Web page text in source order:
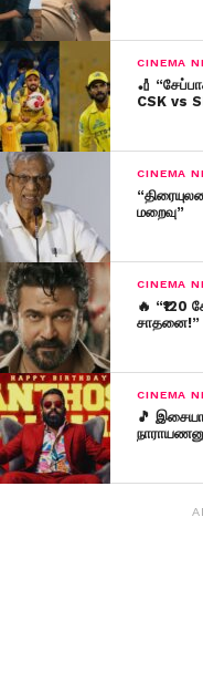
CINEMA
🏏
CSK vs
CINEMA
மறைவு”
CINEMA
🔥 “₹120
சாதனை!”
CINEMA
🎵